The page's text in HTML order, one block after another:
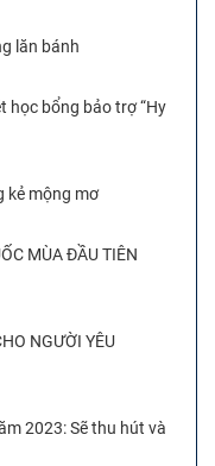
lăn bánh
học bổng bảo trợ “Hy
kẻ mộng mơ
MÙA ĐẦU TIÊN
NGƯỜI YÊU
2023: Sẽ thu hút và